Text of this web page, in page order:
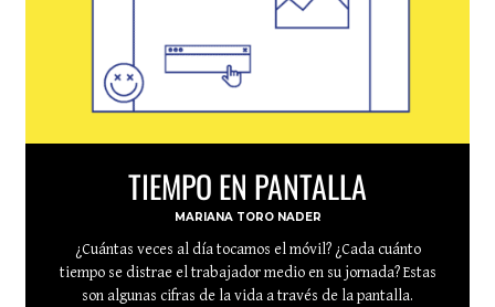
TIEMPO EN PANTALLA
MARIANA TORO NADER
¿Cuántas veces al día tocamos el móvil? ¿Cada cuánto
tiempo se distrae el trabajador medio en su jornada? Estas
son algunas cifras de la vida a través de la pantalla.